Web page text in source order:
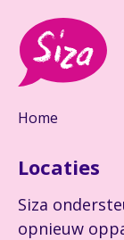
Home
Locaties
Siza
opnieuw